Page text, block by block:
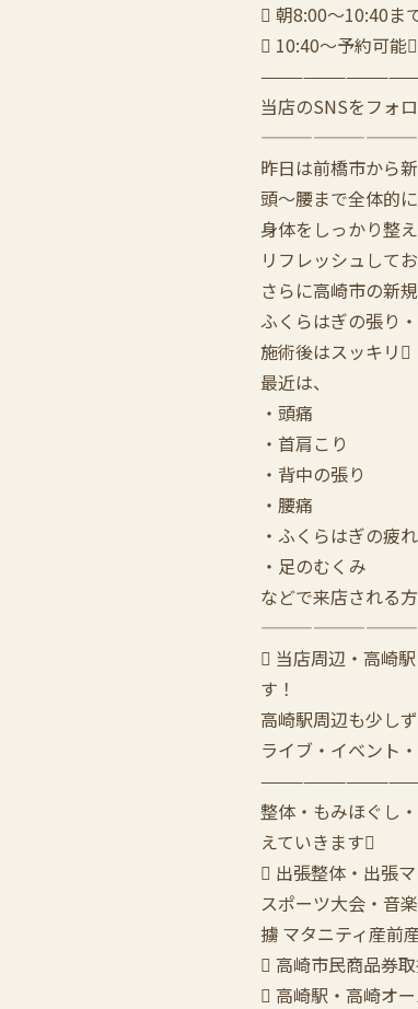
 朝8:00〜10:40ま
 10:40〜予約可能
当店のSNSをフォ
昨日は前橋市から
頭〜腰まで全体的
身体をしっかり整え
リフレッシュして
さらに高崎市の新
ふくらはぎの張り
施術後はスッキリ
最近は、
・頭痛
・首肩こり
・背中の張り
・腰痛
・ふくらはぎの疲れ
・足のむくみ
などで来店される
 当店周辺・高崎
す！
高崎駅周辺も少し
ライブ・イベント
整体・もみほぐし
えていきます
 出張整体・出張
スポーツ大会・音
擄 マタニティ産前
 高崎市民商品券
 高崎駅・高崎オ